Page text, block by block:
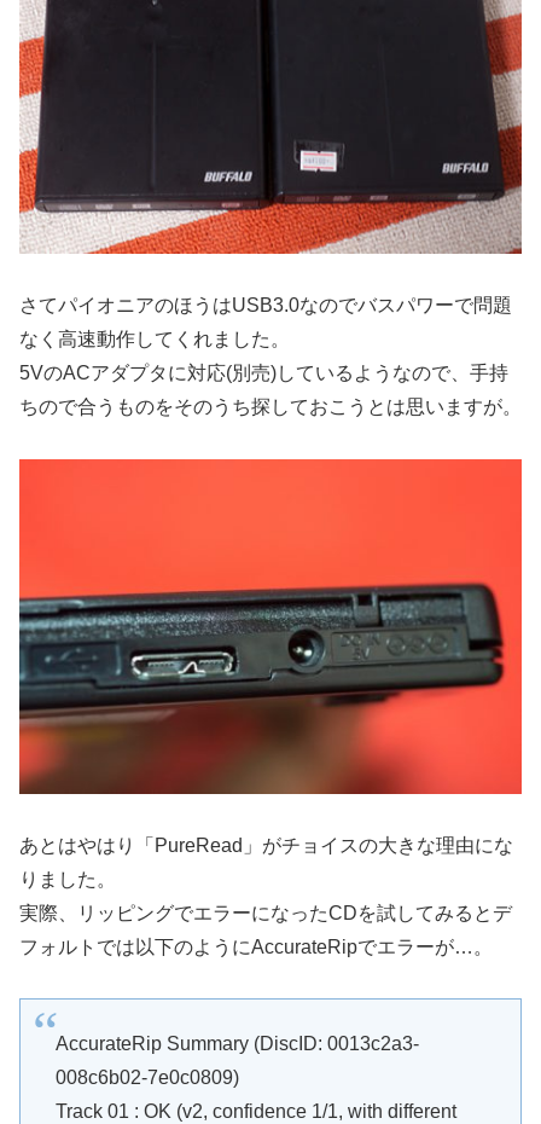
さてパイオニアのほうはUSB3.0なのでバスパワーで問題
なく高速動作してくれました。
5VのACアダプタに対応(別売)しているようなので、手持
ちので合うものをそのうち探しておこうとは思いますが。
あとはやはり「PureRead」がチョイスの大きな理由にな
りました。
実際、リッピングでエラーになったCDを試してみるとデ
フォルトでは以下のようにAccurateRipでエラーが…。
AccurateRip Summary (DiscID: 0013c2a3-
008c6b02-7e0c0809)
Track 01 : OK (v2, confidence 1/1, with different